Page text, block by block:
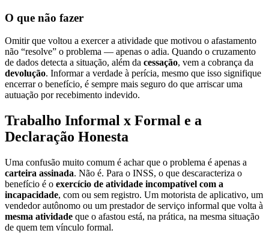
O que não fazer
Omitir que voltou a exercer a atividade que motivou o afastamento
não “resolve” o problema — apenas o adia. Quando o cruzamento
de dados detecta a situação, além da cessação, vem a cobrança da
devolução. Informar a verdade à perícia, mesmo que isso signifique
encerrar o benefício, é sempre mais seguro do que arriscar uma
autuação por recebimento indevido.
Trabalho Informal x Formal e a
Declaração Honesta
Uma confusão muito comum é achar que o problema é apenas a
carteira assinada. Não é. Para o INSS, o que descaracteriza o
benefício é o exercício de atividade incompatível com a
incapacidade, com ou sem registro. Um motorista de aplicativo, um
vendedor autônomo ou um prestador de serviço informal que volta à
mesma atividade que o afastou está, na prática, na mesma situação
de quem tem vínculo formal.